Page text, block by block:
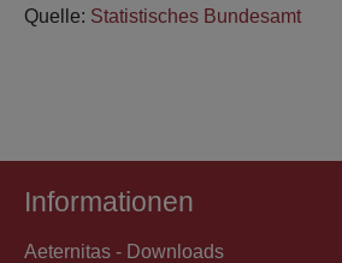
Quelle: Statistisches Bundesamt
Informationen
Aeternitas - Downloads